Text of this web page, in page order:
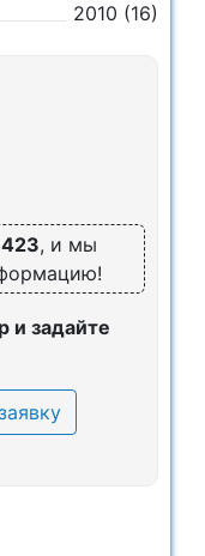
2010 (16)
, и мы
и задайте